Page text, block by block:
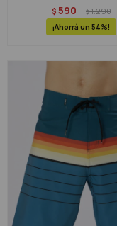
$ 590 $1.290
54